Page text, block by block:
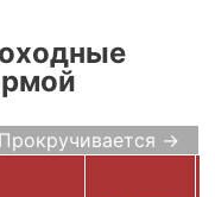
→